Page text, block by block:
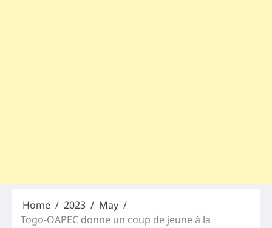
Home 2023
May
Togo-OAPEC donne un coup de jeune à la